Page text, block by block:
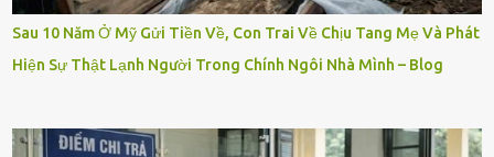
Sau 10 Năm Ở Mỹ Gửi Tiền Về, Con Trai Về Chịu Tang Mẹ Và Phát
Hiện Sự Thật Lạnh Người Trong Chính Ngôi Nhà Mình – Blog